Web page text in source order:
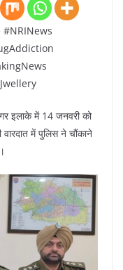
इलाके में 14 जनवरी को
में पुलिस ने चौंकाने